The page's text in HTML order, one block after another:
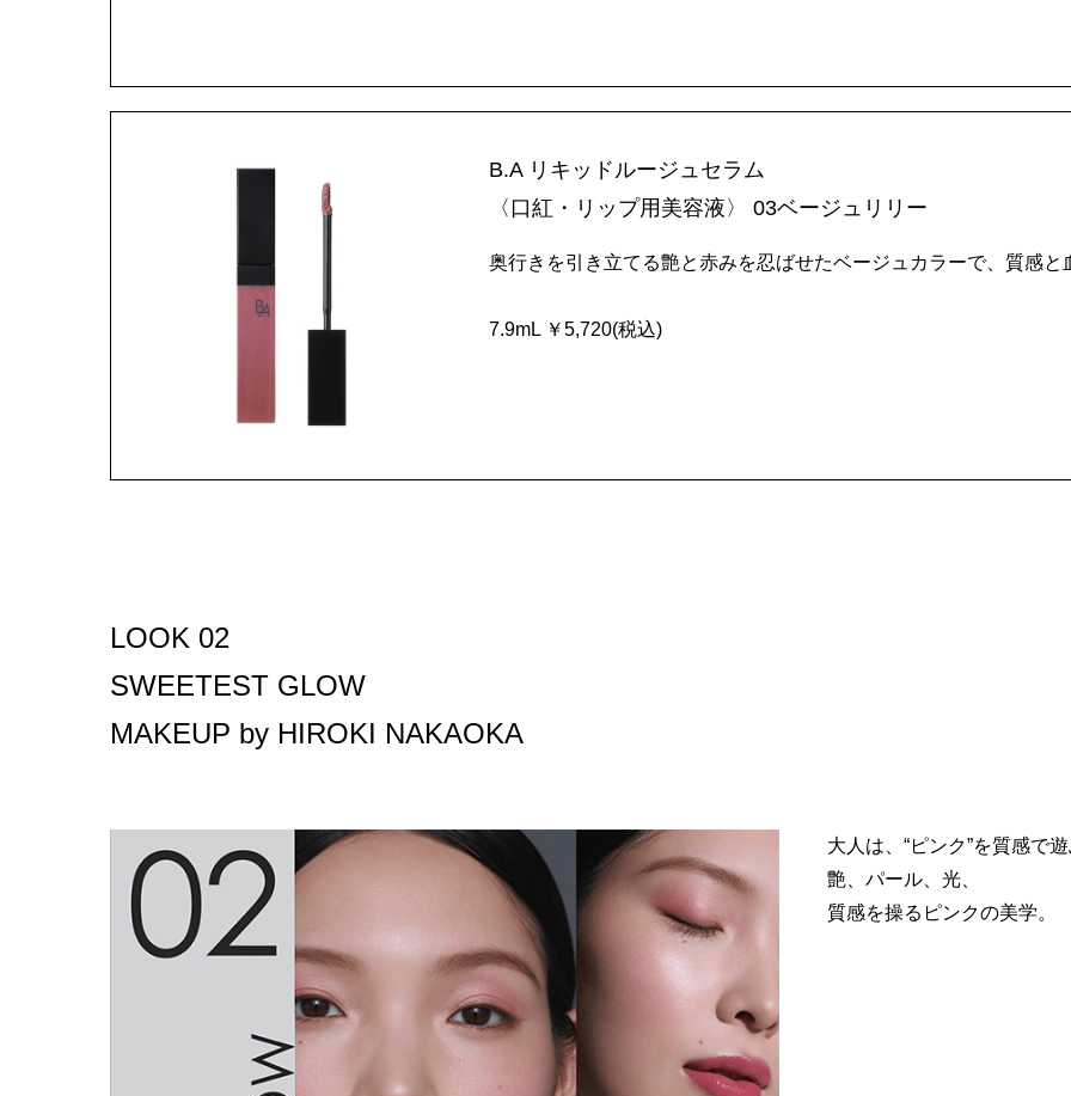
B.A リキッドルージュセラム
〈口紅・リップ用美容液〉 03ベージュリリー
奥行きを引き立てる艶と赤みを忍ばせたベージュカラーで、質感
7.9mL ￥5,720(税込)
LOOK 02
SWEETEST GLOW
MAKEUP by HIROKI NAKAOKA
大人は、“ピンク”を質感で
艶、パール、光、
質感を操るピンクの美学。